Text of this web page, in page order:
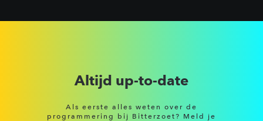
Altijd up-to-date
Als eerste alles weten over de
programmering bij Bitterzoet? Meld je